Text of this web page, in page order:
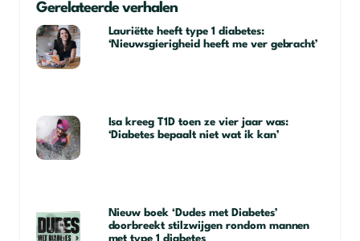
Gerelateerde verhalen
Lauriëtte heeft type 1 diabetes:
‘Nieuwsgierigheid heeft me ver gebracht’
Isa kreeg T1D toen ze vier jaar was:
‘Diabetes bepaalt niet wat ik kan’
Nieuw boek ‘Dudes met Diabetes’
doorbreekt stilzwijgen rondom mannen